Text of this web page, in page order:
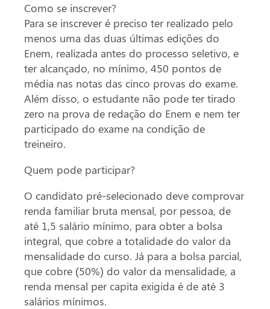
Como se inscrever?
Para se inscrever é preciso ter realizado pelo
menos uma das duas últimas edições do
Enem, realizada antes do processo seletivo, e
ter alcançado, no mínimo, 450 pontos de
média nas notas das cinco provas do exame.
Além disso, o estudante não pode ter tirado
zero na prova de redação do Enem e nem ter
participado do exame na condição de
treineiro.
Quem pode participar?
O candidato pré-selecionado deve comprovar
renda familiar bruta mensal, por pessoa, de
até 1,5 salário mínimo, para obter a bolsa
integral, que cobre a totalidade do valor da
mensalidade do curso. Já para a bolsa parcial,
que cobre (50%) do valor da mensalidade, a
renda mensal per capita exigida é de até 3
salários mínimos.